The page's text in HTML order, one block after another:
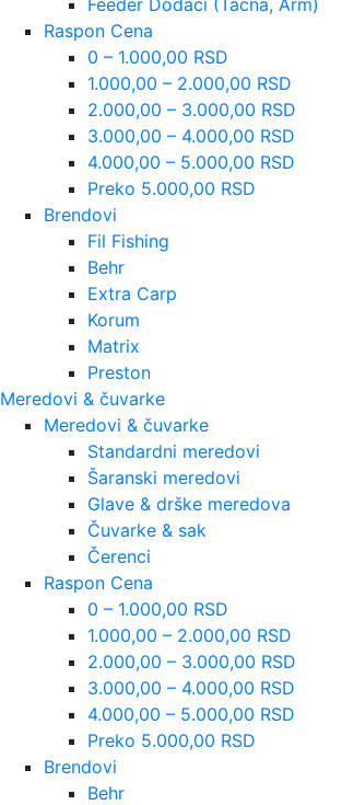
Raspon Cena
0 – 1.000,00 RSD
1.000,00 – 2.000,00 RSD
2.000,00 – 3.000,00 RSD
3.000,00 – 4.000,00 RSD
4.000,00 – 5.000,00 RSD
Preko 5.000,00 RSD
Brendovi
Fil Fishing
Behr
Extra Carp
Korum
Matrix
Preston
Meredovi & čuvarke
Meredovi & čuvarke
Standardni meredovi
Šaranski meredovi
Glave & drške meredova
Čuvarke & sak
Čerenci
Raspon Cena
0 – 1.000,00 RSD
1.000,00 – 2.000,00 RSD
2.000,00 – 3.000,00 RSD
3.000,00 – 4.000,00 RSD
4.000,00 – 5.000,00 RSD
Preko 5.000,00 RSD
Brendovi
Behr